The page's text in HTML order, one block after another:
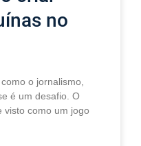
no
o jornalismo,
é um desafio. O
visto como um jogo